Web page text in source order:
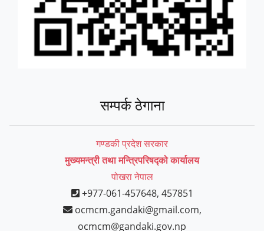
सम्पर्क ठेगाना
गण्डकी प्रदेश सरकार
मुख्यमन्त्री तथा मन्त्रिपरिषद्को कार्यालय
पोखरा नेपाल
+977-061-457648, 457851
ocmcm.gandaki@gmail.com,
ocmcm@gandaki.gov.np